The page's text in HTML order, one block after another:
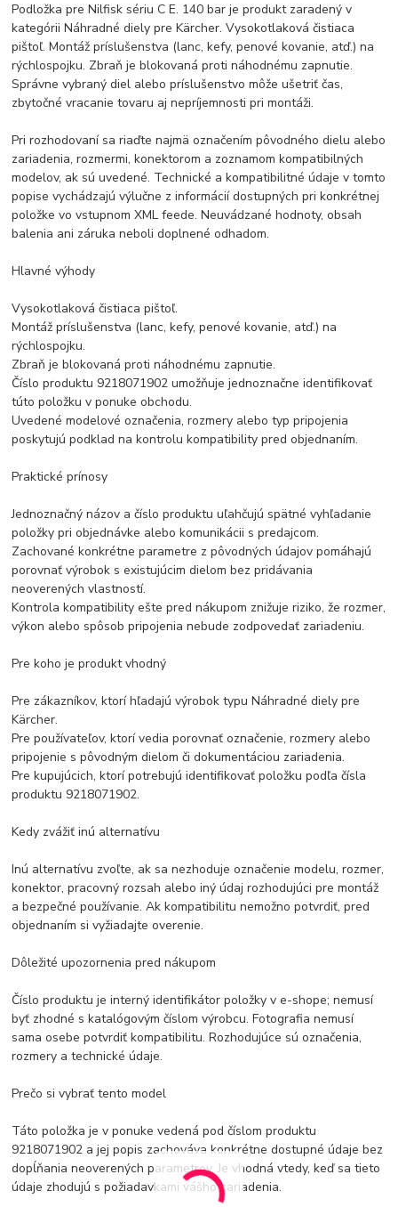
Podložka pre Nilfisk sériu C E. 140 bar je produkt zaradený v
kategórii Náhradné diely pre Kärcher. Vysokotlaková čistiaca
pištoľ. Montáž príslušenstva (lanc, kefy, penové kovanie, atď.) na
rýchlospojku. Zbraň je blokovaná proti náhodnému zapnutie.
Správne vybraný diel alebo príslušenstvo môže ušetriť čas,
zbytočné vracanie tovaru aj nepríjemnosti pri montáži.
Pri rozhodovaní sa riaďte najmä označením pôvodného dielu alebo
zariadenia, rozmermi, konektorom a zoznamom kompatibilných
modelov, ak sú uvedené. Technické a kompatibilitné údaje v tomto
popise vychádzajú výlučne z informácií dostupných pri konkrétnej
položke vo vstupnom XML feede. Neuvádzané hodnoty, obsah
balenia ani záruka neboli doplnené odhadom.
Hlavné výhody
Vysokotlaková čistiaca pištoľ.
Montáž príslušenstva (lanc, kefy, penové kovanie, atď.) na
rýchlospojku.
Zbraň je blokovaná proti náhodnému zapnutie.
Číslo produktu 9218071902 umožňuje jednoznačne identifikovať
túto položku v ponuke obchodu.
Uvedené modelové označenia, rozmery alebo typ pripojenia
poskytujú podklad na kontrolu kompatibility pred objednaním.
Praktické prínosy
Jednoznačný názov a číslo produktu uľahčujú spätné vyhľadanie
položky pri objednávke alebo komunikácii s predajcom.
Zachované konkrétne parametre z pôvodných údajov pomáhajú
porovnať výrobok s existujúcim dielom bez pridávania
neoverených vlastností.
Kontrola kompatibility ešte pred nákupom znižuje riziko, že rozmer,
výkon alebo spôsob pripojenia nebude zodpovedať zariadeniu.
Pre koho je produkt vhodný
Pre zákazníkov, ktorí hľadajú výrobok typu Náhradné diely pre
Kärcher.
Pre používateľov, ktorí vedia porovnať označenie, rozmery alebo
pripojenie s pôvodným dielom či dokumentáciou zariadenia.
Pre kupujúcich, ktorí potrebujú identifikovať položku podľa čísla
produktu 9218071902.
Kedy zvážiť inú alternatívu
Inú alternatívu zvoľte, ak sa nezhoduje označenie modelu, rozmer,
konektor, pracovný rozsah alebo iný údaj rozhodujúci pre montáž
a bezpečné používanie. Ak kompatibilitu nemožno potvrdiť, pred
objednaním si vyžiadajte overenie.
Dôležité upozornenia pred nákupom
Číslo produktu je interný identifikátor položky v e-shope; nemusí
byť zhodné s katalógovým číslom výrobcu. Fotografia nemusí
sama osebe potvrdiť kompatibilitu. Rozhodujúce sú označenia,
rozmery a technické údaje.
Prečo si vybrať tento model
Táto položka je v ponuke vedená pod číslom produktu
9218071902 a jej popis zachováva konkrétne dostupné údaje bez
dopĺňania neoverených parametrov. Je vhodná vtedy, keď sa tieto
údaje zhodujú s požiadavkami vášho zariadenia.